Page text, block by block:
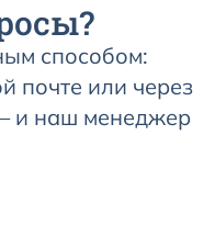
способом:
почте или через
и наш менеджер